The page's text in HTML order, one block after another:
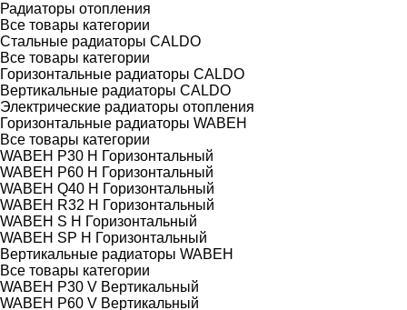
Радиаторы отопления
Все товары категории
Стальные радиаторы CALDO
Все товары категории
Горизонтальные радиаторы CALDO
Вертикальные радиаторы CALDO
Электрические радиаторы отопления
Горизонтальные радиаторы WABEH
Все товары категории
WABEH P30 H Горизонтальный
WABEH P60 H Горизонтальный
WABEH Q40 H Горизонтальный
WABEH R32 H Горизонтальный
WABEH S H Горизонтальный
WABEH SP H Горизонтальный
Вертикальные радиаторы WABEH
Все товары категории
WABEH P30 V Вертикальный
WABEH P60 V Вертикальный